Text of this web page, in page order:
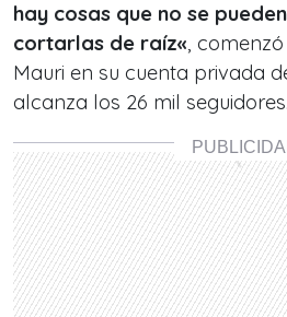
hay cosas que no se
cortarlas de raíz«,
Mauri en su cuenta privada
alcanza los 26 mil seguidores.